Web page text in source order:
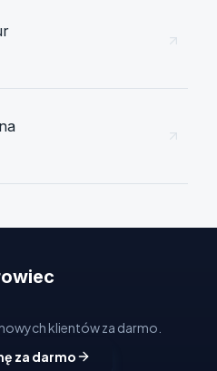
klientów za darmo.
za darmo